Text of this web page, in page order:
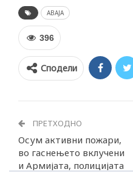
АВАЈА
396
Сподели
ПРЕТХОДНО
Осум активни пожари,
во гаснењето вклучени
и Армијата, полицијата